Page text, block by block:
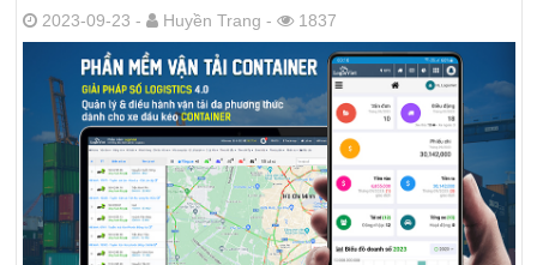
2023-09-23 - Huyền Trang - 1837